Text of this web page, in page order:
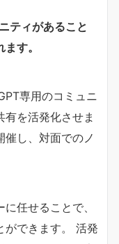
ティがあること
す。
専用のコミュニ
を活発化させま
し、対面でのノ
任せることで、
ができます。 活発